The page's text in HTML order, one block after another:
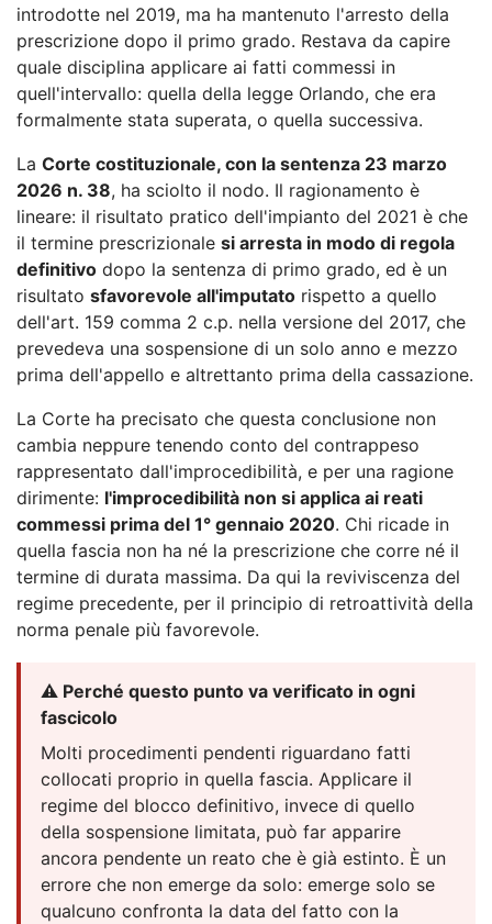
introdotte nel 2019, ma ha mantenuto l'arresto della
prescrizione dopo il primo grado. Restava da capire
quale disciplina applicare ai fatti commessi in
quell'intervallo: quella della legge Orlando, che era
formalmente stata superata, o quella successiva.
La Corte costituzionale, con la sentenza 23 marzo
2026 n. 38, ha sciolto il nodo. Il ragionamento è
lineare: il risultato pratico dell'impianto del 2021 è che
il termine prescrizionale si arresta in modo di regola
definitivo dopo la sentenza di primo grado, ed è un
risultato sfavorevole all'imputato rispetto a quello
dell'art. 159 comma 2 c.p. nella versione del 2017, che
prevedeva una sospensione di un solo anno e mezzo
prima dell'appello e altrettanto prima della cassazione.
La Corte ha precisato che questa conclusione non
cambia neppure tenendo conto del contrappeso
rappresentato dall'improcedibilità, e per una ragione
dirimente: l'improcedibilità non si applica ai reati
commessi prima del 1° gennaio 2020. Chi ricade in
quella fascia non ha né la prescrizione che corre né il
termine di durata massima. Da qui la reviviscenza del
regime precedente, per il principio di retroattività della
norma penale più favorevole.
⚠️ Perché questo punto va verificato in ogni
fascicolo
Molti procedimenti pendenti riguardano fatti
collocati proprio in quella fascia. Applicare il
regime del blocco definitivo, invece di quello
della sospensione limitata, può far apparire
ancora pendente un reato che è già estinto. È un
errore che non emerge da solo: emerge solo se
qualcuno confronta la data del fatto con la